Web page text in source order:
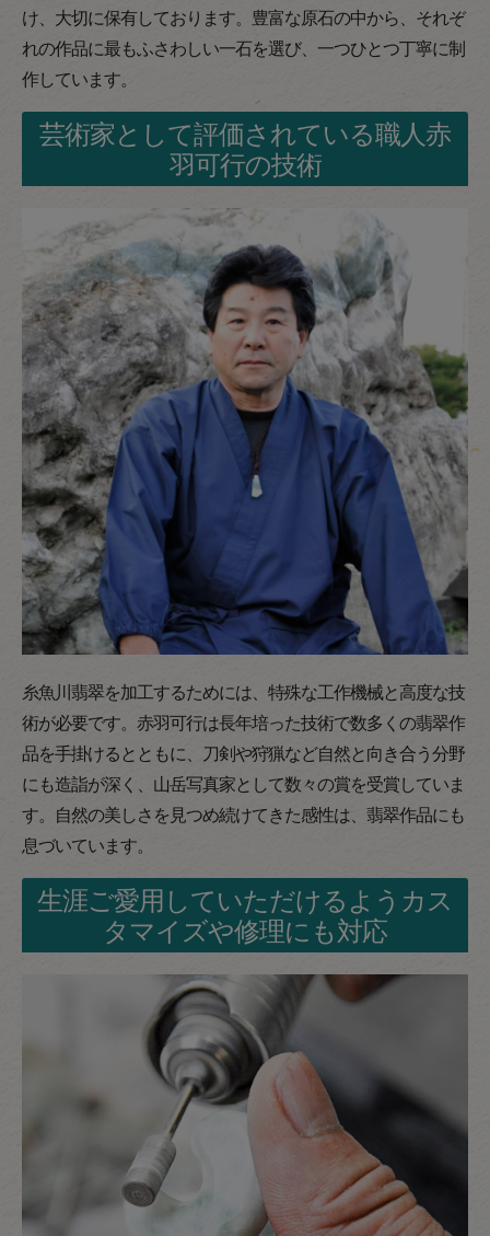
け、大切に保有しております。豊富な原石の中から、それぞ
れの作品に最もふさわしい一石を選び、一つひとつ丁寧に制
作しています。
芸術家として評価されている職人赤
羽可行の技術
糸魚川翡翠を加工するためには、特殊な工作機械と高度な技
術が必要です。赤羽可行は長年培った技術で数多くの翡翠作
品を手掛けるとともに、刀剣や狩猟など自然と向き合う分野
にも造詣が深く、山岳写真家として数々の賞を受賞していま
す。自然の美しさを見つめ続けてきた感性は、翡翠作品にも
息づいています。
生涯ご愛用していただけるようカス
タマイズや修理にも対応